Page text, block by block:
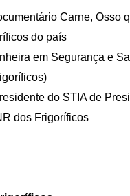
Carne, Osso
do país
em Segurança e
do STIA de
dos Frigoríficos